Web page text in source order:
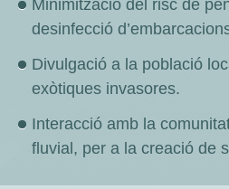
Minimització del risc de
desinfecció
Divulgació a la població
exòtiques invasores.
Interacció amb la
fluvial, per a la creació de